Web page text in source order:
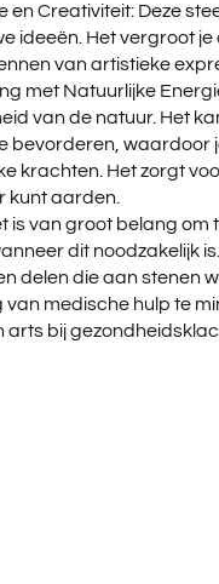
en Creativiteit: Deze
ideeën. Het vergroot
van artistieke
met Natuurlijke
van de natuur. Het
bevorderen, waardoor
krachten. Het zorgt
kunt aarden.
is van groot belang om
dit noodzakelijk
delen die aan stenen
van medische hulp te
arts bij